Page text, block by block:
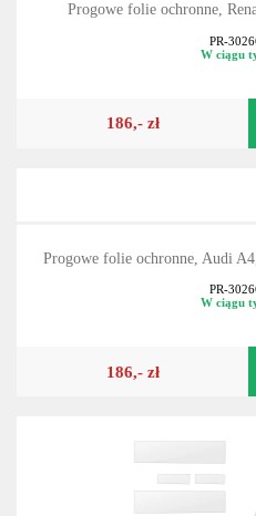
Progowe folie ochronne,
PR-
W ciągu
186,- zł
Progowe folie ochronne, Audi
PR-
W ciągu
186,- zł